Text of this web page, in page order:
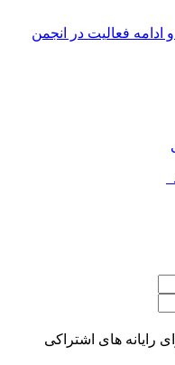
فعالیت در انجمن
رایانه های اشتراکی